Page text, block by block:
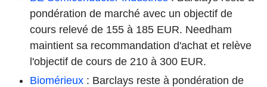
pondération de marché avec un objectif de
cours relevé de 155 à 185 EUR. Needham
maintient sa recommandation d'achat et relève
l'objectif de cours de 210 à 300 EUR.
Biomérieux : Barclays reste à pondération de